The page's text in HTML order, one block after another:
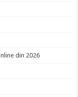
din 2026